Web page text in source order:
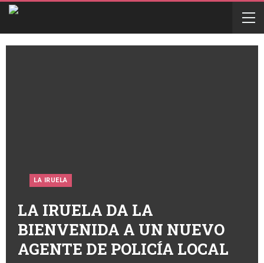
LA IRUELA
LA IRUELA DA LA
BIENVENIDA A UN NUEVO
AGENTE DE POLICÍA LOCAL